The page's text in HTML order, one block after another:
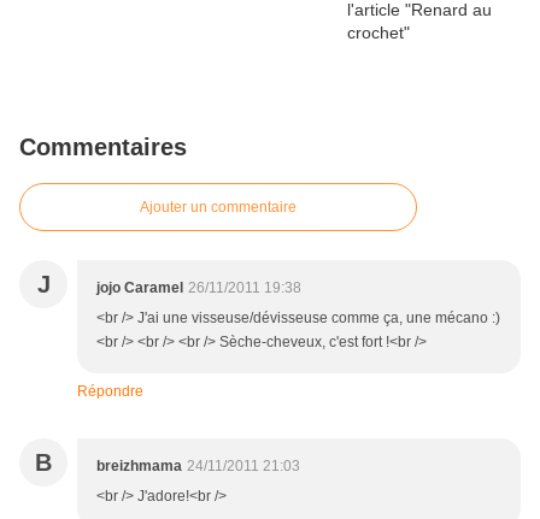
Commentaires
Ajouter un commentaire
J jojo Caramel 26/11/2011 19:38
<br /> J'ai une visseuse/dévisseuse comme ça, une mécano :)
<br /> <br /> <br /> Sèche-cheveux, c'est fort !<br />
Répondre
B breizhmama 24/11/2011 21:03
<br /> J'adore!<br />